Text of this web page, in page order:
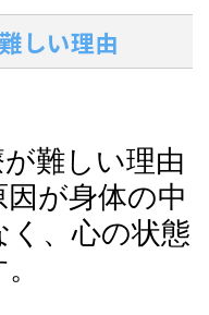
しい理由
難しい理由
が身体の中
、心の状態